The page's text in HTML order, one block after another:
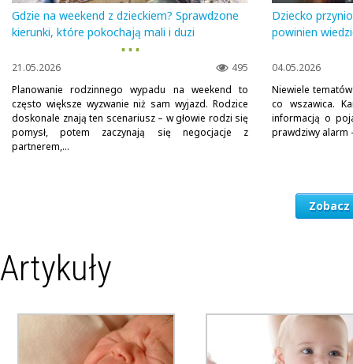
Gdzie na weekend z dzieckiem? Sprawdzone
kierunki, które pokochają mali i duzi
▪ ▪ ▪
495
21.05.2026
Planowanie rodzinnego wypadu na weekend to
często większe wyzwanie niż sam wyjazd. Rodzice
doskonale znają ten scenariusz – w głowie rodzi się
pomysł, potem zaczynają się negocjacje z
partnerem,...
Dziecko
powinien
04.05.2026
Niewiele
co wszawica.
informacją o
prawdziwy alarm
Artykuły